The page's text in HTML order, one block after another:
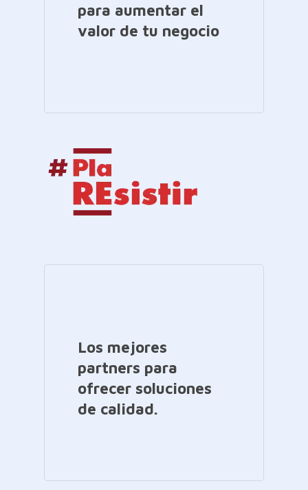
para aumentar el
valor de tu negocio
Los mejores
partners para
ofrecer soluciones
de calidad.